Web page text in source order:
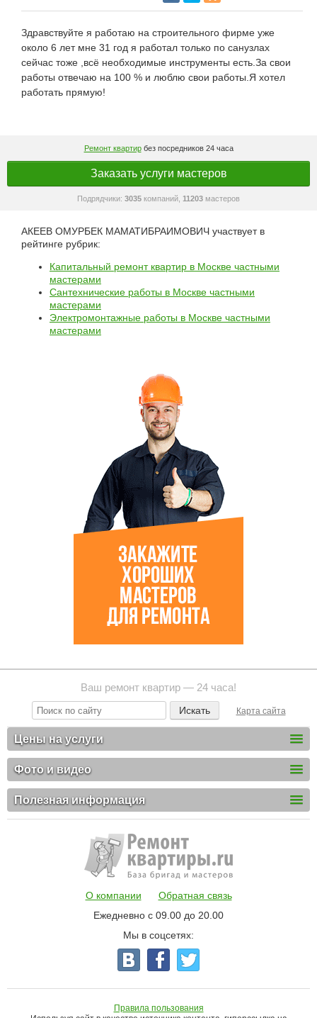
Здравствуйте я работаю на строительного фирме уже
около 6 лет мне 31 год я работал только по санузлах
сейчас тоже ,всё необходимые инструменты есть.За свои
работы отвечаю на 100 % и люблю свои работы.Я хотел
работать прямую!
Ремонт квартирбез посредников 24 часа
Заказать услуги мастеров
Подрядчики: 3035 компаний, 11203 мастеров
АКЕЕВ ОМУРБЕК МАМАТИБРАИМОВИЧ участвует в
рейтинге рубрик:
Капитальный ремонт квартир в Москве частными
мастерами
Сантехнические работы в Москве частными
мастерами
Электромонтажные работы в Москве частными
мастерами
Ваш ремонт квартир — 24 часа!
Карта сайта
Цены на услуги
Фото и видео
Полезная информация
О компании
Обратная связь
Ежедневно с 09.00 до 20.00
Мы в соцсетях:
Правила пользования